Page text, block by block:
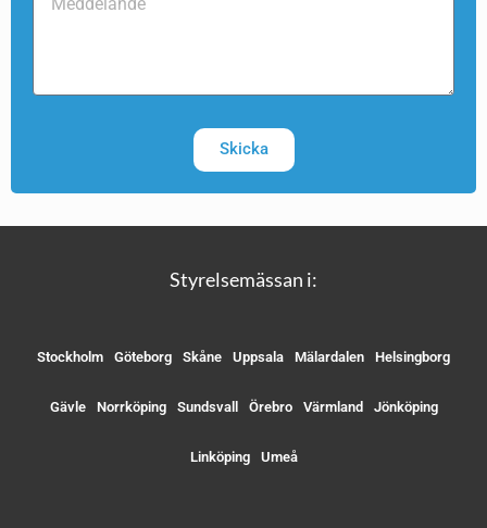
Skicka
Styrelsemässan i:
Stockholm Göteborg Skåne Uppsala Mälardalen Helsingborg
Gävle Norrköping Sundsvall Örebro Värmland Jönköping
Linköping Umeå